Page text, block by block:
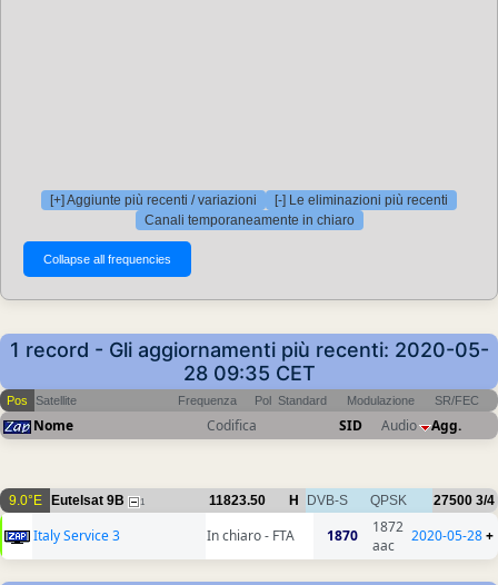
[+] Aggiunte più recenti / variazioni
[-] Le eliminazioni più recenti
Canali temporaneamente in chiaro
1 record - Gli aggiornamenti più recenti: 2020-05-
28 09:35 CET
Pos Satellite Frequenza Pol Standard Modulazione SR/FEC
Nome Codifica SID Audio Agg.
9.0°E Eutelsat 9B 1 11823.50 H DVB-S QPSK 27500 3/4
Italy Service 3 In chiaro - FTA 1870
1872
aac
2020-05-28+